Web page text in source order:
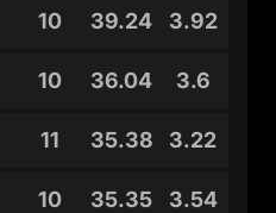
10 39.24 3.92
10 36.04 3.6
11 35.38 3.22
10 35.35 3.54